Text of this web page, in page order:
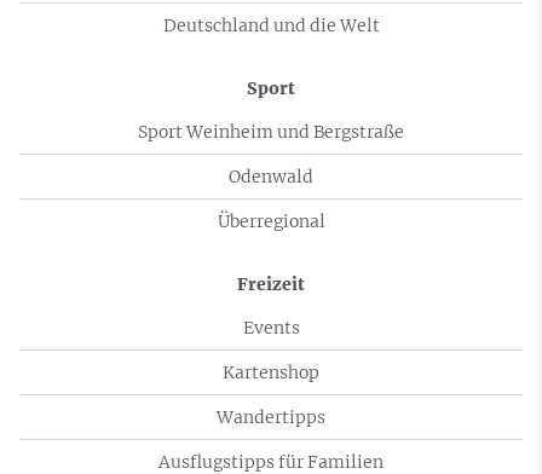
Deutschland und die Welt
Sport
Sport Weinheim und Bergstraße
Odenwald
Überregional
Freizeit
Events
Kartenshop
Wandertipps
Ausflugstipps für Familien